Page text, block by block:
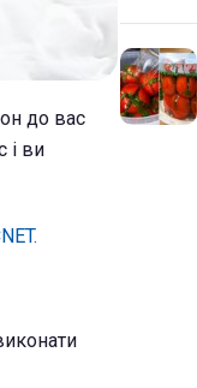
до вас
і ви